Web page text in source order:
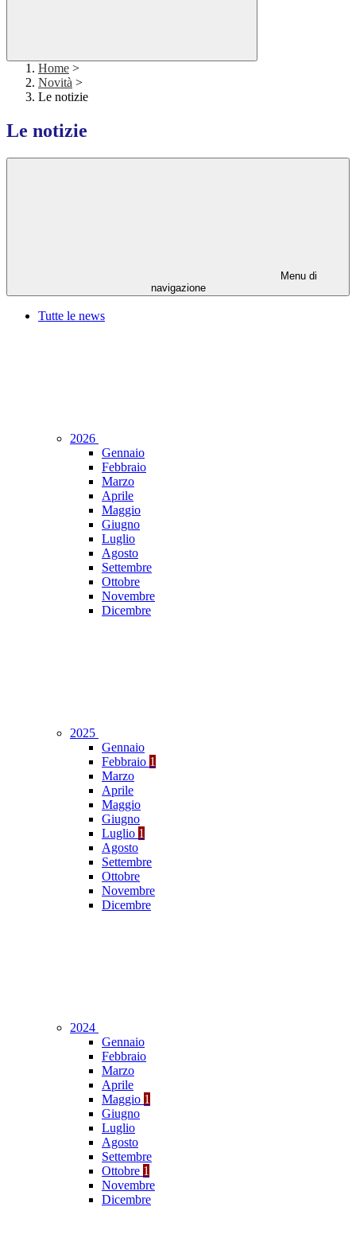
Home >
Novità >
Le notizie
Le notizie
Menu di
navigazione
Tutte le news
2026
Gennaio
Febbraio
Marzo
Aprile
Maggio
Giugno
Luglio
Agosto
Settembre
Ottobre
Novembre
Dicembre
2025
Gennaio
Febbraio 1
Marzo
Aprile
Maggio
Giugno
Luglio 1
Agosto
Settembre
Ottobre
Novembre
Dicembre
2024
Gennaio
Febbraio
Marzo
Aprile
Maggio 1
Giugno
Luglio
Agosto
Settembre
Ottobre 1
Novembre
Dicembre